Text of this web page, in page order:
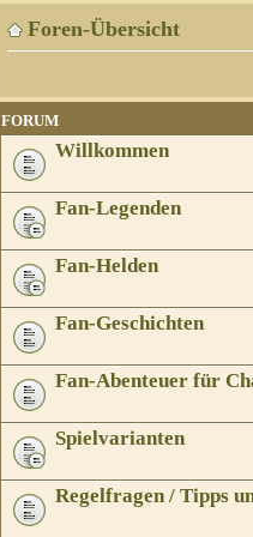
Foren-Übersicht
FORUM
Willkommen
Fan-Legenden
Fan-Helden
Fan-Geschichten
Fan-Abenteuer für
Spielvarianten
Regelfragen / Tipps